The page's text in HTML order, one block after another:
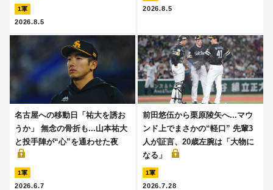
1軍
2026.8.5
2026.8.5
名古屋への移動日「祐大を誘お
うか」 無念の骨折も...山本祐大
と投手陣が“心”を通わせた夜
1軍
2026.6.7
前田悠伍から栗原陵矢へ...マウ
ンド上でまさかの“軽口” 先輩3
人が証言、20歳左腕は「大物に
なる」
1軍
2026.7.28